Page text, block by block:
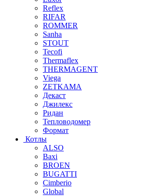
Reflex
RIFAR
ROMMER
Sanha
STOUT
Tecofi
Thermaflex
THERMAGENT
Viega
ZETKAMA
Декаст
Джилекс
Ридан
Тепловодомер
Формат
Котлы
ALSO
Baxi
BROEN
BUGATTI
Cimberio
Global